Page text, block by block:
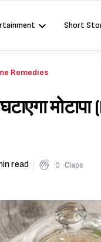
Short
Remedies
read 0 Claps